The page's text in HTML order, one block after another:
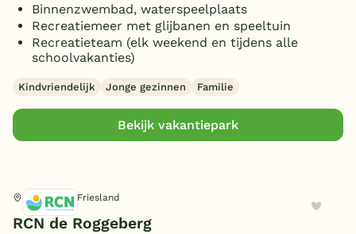
Binnenzwembad, waterspeelplaats
Recreatiemeer met glijbanen en speeltuin
Recreatieteam (elk weekend en tijdens alle
schoolvakanties)
Kindvriendelijk Jonge gezinnen Familie
Bekijk vakantiepark
Appelscha, Friesland
RCN de Roggeberg